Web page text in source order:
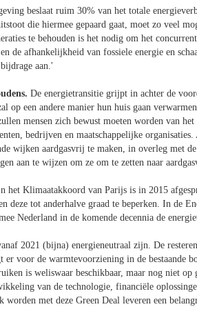
beslaat ruim 30% van het totale
die hiermee gepaard gaat, moet zo veel
te behouden is het nodig om het
de afhankelijkheid van fossiele energie en
aan.'
De energietransitie grijpt in achter de
op een andere manier hun huis gaan
mensen zich bewust moeten worden van
bedrijven en maatschappelijke
wijken aardgasvrij te maken, in overleg met
aan te wijzen om ze om te zetten naar
het Klimaatakkoord van Parijs is in 2015
deze tot anderhalve graad te beperken. In de
Nederland in de komende decennia de
2021 (bijna) energieneutraal zijn. De
voor de warmtevoorziening in de bestaande
is weliswaar beschikbaar, maar nog niet op
van de technologie, financiële
met deze Green Deal leveren een